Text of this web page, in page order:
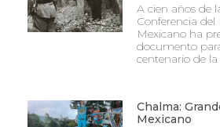
A cien años de
Conferencia
Mexicano ha
documento
centenario de la
Chalma:
Mexicano